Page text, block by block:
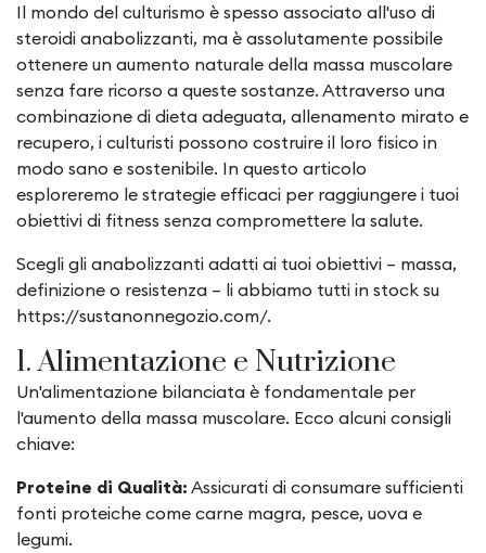
Il mondo del culturismo è spesso associato all'uso di
steroidi anabolizzanti, ma è assolutamente possibile
ottenere un aumento naturale della massa muscolare
senza fare ricorso a queste sostanze. Attraverso una
combinazione di dieta adeguata, allenamento mirato e
recupero, i culturisti possono costruire il loro fisico in
modo sano e sostenibile. In questo articolo
esploreremo le strategie efficaci per raggiungere i tuoi
obiettivi di fitness senza compromettere la salute.
Scegli gli anabolizzanti adatti ai tuoi obiettivi – massa,
definizione o resistenza – li abbiamo tutti in stock su
https://sustanonnegozio.com/.
1. Alimentazione e Nutrizione
Un'alimentazione bilanciata è fondamentale per
l'aumento della massa muscolare. Ecco alcuni consigli
chiave:
Proteine di Qualità: Assicurati di consumare sufficienti
fonti proteiche come carne magra, pesce, uova e
legumi.